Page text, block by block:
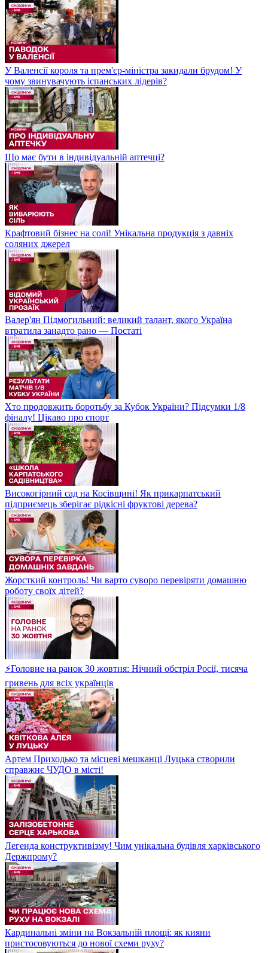
У Валенсії короля та прем'єр-міністра закидали брудом! У
чому звинувачують іспанських лідерів?
Що має бути в індивідуальній аптечці?
Крафтовий бізнес на солі! Унікальна продукція з давніх
соляних джерел
Валер'ян Підмогильний: великий талант, якого Україна
втратила занадто рано — Постаті
Хто продовжить боротьбу за Кубок України? Підсумки 1/8
фіналу! Цікаво про спорт
Високогірний сад на Косівщині! Як прикарпатський
підприємець зберігає рідкісні фруктові дерева?
Жорсткий контроль! Чи варто суворо перевіряти домашню
роботу своїх дітей?
⚡Головне на ранок 30 жовтня: Нічний обстріл Росії, тисяча
гривень для всіх українців
Артем Приходько та місцеві мешканці Луцька створили
справжнє ЧУДО в місті!
Легенда конструктивізму! Чим унікальна будівля харківського
Держпрому?
Кардинальні зміни на Вокзальній площі: як кияни
пристосовуються до нової схеми руху?